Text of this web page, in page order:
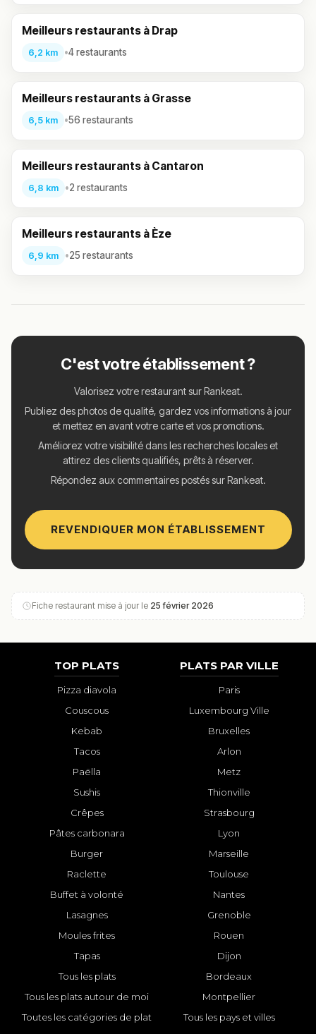
Meilleurs restaurants à Drap
6,2 km •4 restaurants
Meilleurs restaurants à Grasse
6,5 km •56 restaurants
Meilleurs restaurants à Cantaron
6,8 km •2 restaurants
Meilleurs restaurants à Èze
6,9 km •25 restaurants
C'est votre établissement ?
Valorisez votre restaurant sur Rankeat.
Publiez des photos de qualité, gardez vos informations à jour
et mettez en avant votre carte et vos promotions.
Améliorez votre visibilité dans les recherches locales et
attirez des clients qualifiés, prêts à réserver.
Répondez aux commentaires postés sur Rankeat.
REVENDIQUER MON ÉTABLISSEMENT
Fiche restaurant mise à jour le 25 février 2026
TOP PLATS
Pizza diavola
Couscous
Kebab
Tacos
Paëlla
Sushis
Crêpes
Pâtes carbonara
Burger
Raclette
Buffet à volonté
Lasagnes
Moules frites
Tapas
Tous les plats
Tous les plats autour de moi
Toutes les catégories de plat
PLATS PAR VILLE
Paris
Luxembourg Ville
Bruxelles
Arlon
Metz
Thionville
Strasbourg
Lyon
Marseille
Toulouse
Nantes
Grenoble
Rouen
Dijon
Bordeaux
Montpellier
Tous les pays et villes